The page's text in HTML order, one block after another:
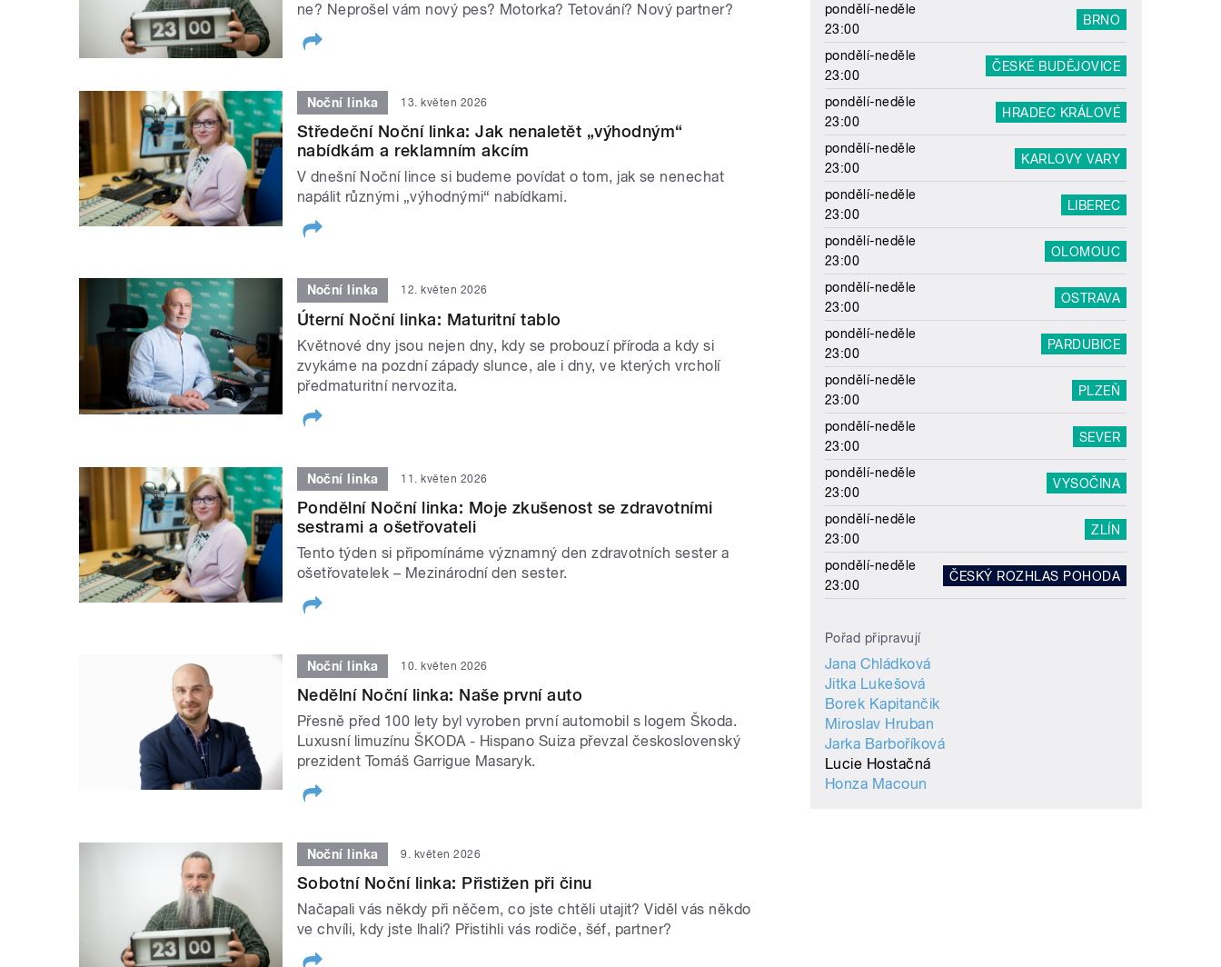
ne? Neprošel vám nový pes? Motorka? Tetování? Nový partner?
Noční linka 13. květen 2026
Středeční Noční linka: Jak nenaletět „výhodným“
nabídkám a reklamním akcím
V dnešní Noční lince si budeme povídat o tom, jak se nenechat
napálit různými „výhodnými“ nabídkami.
Noční linka 12. květen 2026
Úterní Noční linka: Maturitní tablo
Květnové dny jsou nejen dny, kdy se probouzí příroda a kdy si
zvykáme na pozdní západy slunce, ale i dny, ve kterých vrcholí
předmaturitní nervozita.
Noční linka 11. květen 2026
Pondělní Noční linka: Moje zkušenost se zdravotními
sestrami a ošetřovateli
Tento týden si připomínáme významný den zdravotních sester a
ošetřovatelek – Mezinárodní den sester.
Noční linka 10. květen 2026
Nedělní Noční linka: Naše první auto
Přesně před 100 lety byl vyroben první automobil s logem Škoda.
Luxusní limuzínu ŠKODA - Hispano Suiza převzal československý
prezident Tomáš Garrigue Masaryk.
Noční linka 9. květen 2026
Sobotní Noční linka: Přistižen při činu
Načapali vás někdy při něčem, co jste chtěli utajit? Viděl vás někdo
ve chvíli, kdy jste lhali? Přistihli vás rodiče, šéf, partner?
pondělí-neděle
23:00
BRNO
pondělí-neděle
23:00
ČESKÉ BUDĚJOVICE
pondělí-neděle
23:00
HRADEC KRÁLOVÉ
pondělí-neděle
23:00
KARLOVY VARY
pondělí-neděle
23:00
LIBEREC
pondělí-neděle
23:00
OLOMOUC
pondělí-neděle
23:00
OSTRAVA
pondělí-neděle
23:00
PARDUBICE
pondělí-neděle
23:00
PLZEŇ
pondělí-neděle
23:00
SEVER
pondělí-neděle
23:00
VYSOČINA
pondělí-neděle
23:00
ZLÍN
pondělí-neděle
23:00
ČESKÝ ROZHLAS POHODA
Pořad připravují
Jana Chládková
Jitka Lukešová
Borek Kapitančik
Miroslav Hruban
Jarka Barboříková
Lucie Hostačná
Honza Macoun